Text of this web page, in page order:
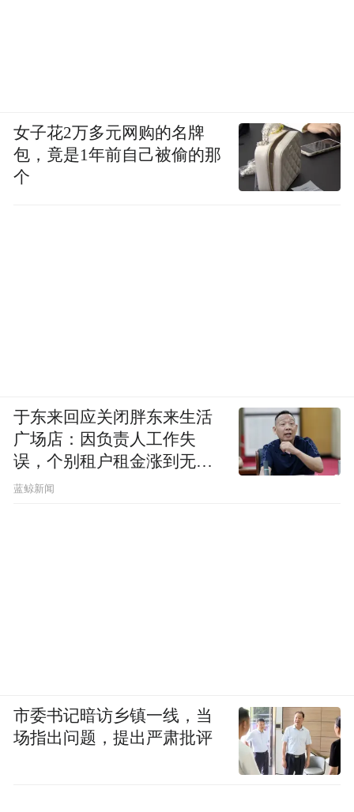
女子花2万多元网购的名牌
包，竟是1年前自己被偷的那
个
于东来回应关闭胖东来生活
广场店：因负责人工作失
误，个别租户租金涨到无法
想象
蓝鲸新闻
市委书记暗访乡镇一线，当
场指出问题，提出严肃批评